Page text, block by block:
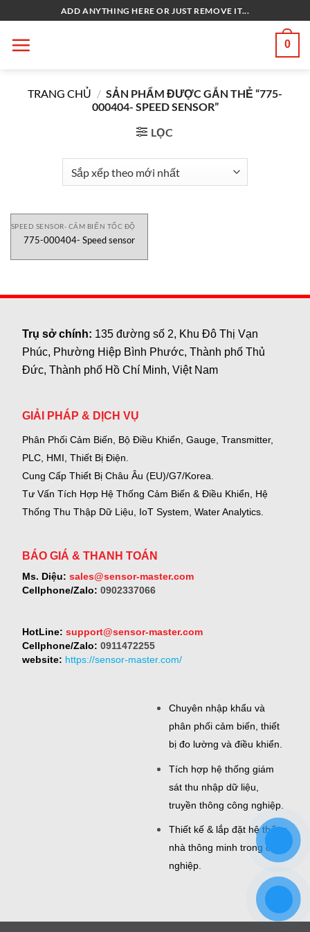
qua
nội
ADD ANYTHING HERE OR JUST REMOVE IT...
0
TRANG CHỦ / SẢN PHẨM ĐƯỢC GẮN THẺ “775-
000404- SPEED SENSOR”
LỌC
SPEED SENSOR- CẢM BIẾN TỐC ĐỘ
775-000404- Speed sensor
Trụ sở chính: 135 đường số 2, Khu Đô Thị Vạn
Phúc, Phường Hiệp Bình Phước, Thành phố Thủ
Đức, Thành phố Hồ Chí Minh, Việt Nam
GIẢI PHÁP & DỊCH VỤ
Phân Phối Cảm Biến, Bộ Điều Khiển, Gauge, Transmitter,
PLC, HMI, Thiết Bị Điện.
Cung Cấp Thiết Bị Châu Âu (EU)/G7/Korea.
Tư Vấn Tích Hợp Hệ Thống Cảm Biến & Điều Khiển, Hệ
Thống Thu Thập Dữ Liệu, IoT System, Water Analytics.
BÁO GIÁ & THANH TOÁN
Ms. Diệu: sales@sensor-master.com
Cellphone/Zalo: 0902337066
HotLine: support@sensor-master.com
Cellphone/Zalo: 0911472255
website: https://sensor-master.com/
Chuyên nhập khẩu và
phân phối cảm biến, thiết
bị đo lường và điều khiển.
Tích hợp hệ thống giám
sát thu nhập dữ liệu,
truyền thông công nghiệp.
Thiết kế & lắp đặt hệ thống
nhà thông minh trong công
nghiệp.